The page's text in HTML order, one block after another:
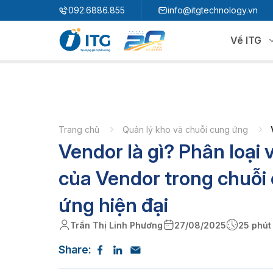
092.6886.855 info@itgtechnology.vn
Về ITG
Giải pháp quản trị hoạch định nguồn lực
3S i​FACTORY
Giải pháp nhà máy thông minh
3S WMS
3S MES
3S QMS
3S MMS
3S F-INSIGHT
Trang chủ Quản lý kho và chuỗi cung ứng
Vendor là gì? Phân loại
của Vendor trong chuỗi
ứng hiện đại
Trần Thị Linh Phương 27/08/2025 25 phút
Share: